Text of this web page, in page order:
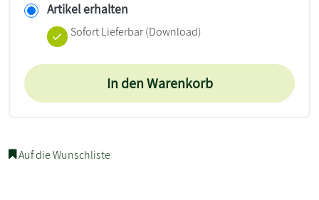
Artikel erhalten
Sofort Lieferbar (Download)
In den Warenkorb
Auf die Wunschliste